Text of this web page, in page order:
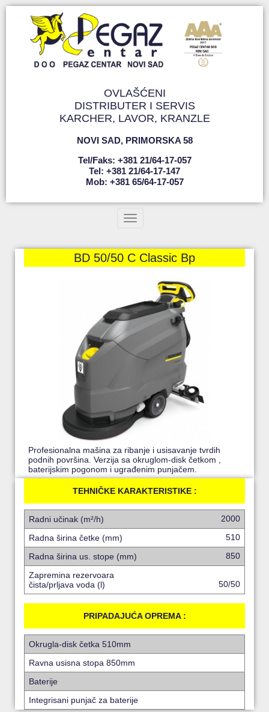
OVLAŠĆENI
DISTRIBUTER I SERVIS
KARCHER, LAVOR, KRANZLE
NOVI SAD, PRIMORSKA 58
Tel/faks: +381 21/64-17-057
Tel: +381 21/64-17-147
Mob: +381 65/64-17-057
Toggle navigation
BD 50/50 C Classic Bp
Profesionalna mašina za ribanje i usisavanje tvrdih
podnih površina. Verzija sa okruglom-disk četkom ,
baterijskim pogonom i ugrađenim punjačem.
TEHNIČKE KARAKTERISTIKE :
Radni učinak (m²/h)
2000
Radna širina četke (mm)
510
Radna širina us. stope (mm)
850
Zapremina rezervoara
čista/prljava voda (l)
50/50
PRIPADAJUĆA OPREMA :
Okrugla-disk četka 510mm
Ravna usisna stopa 850mm
Baterije
Integrisani punjač za baterije